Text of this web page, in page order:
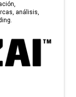
análisis,